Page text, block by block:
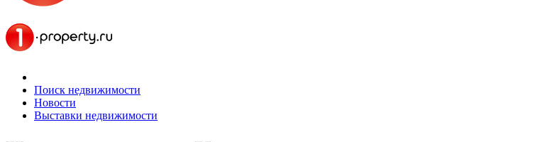
Поиск недвижимости
Новости
Выставки недвижимости